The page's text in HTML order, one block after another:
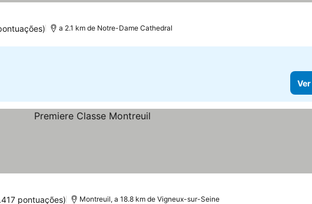
a 2.1 km de Notre-Dame Cathedral
pontuações) Montreuil, a 18.8 km de Vigneux-sur-Seine